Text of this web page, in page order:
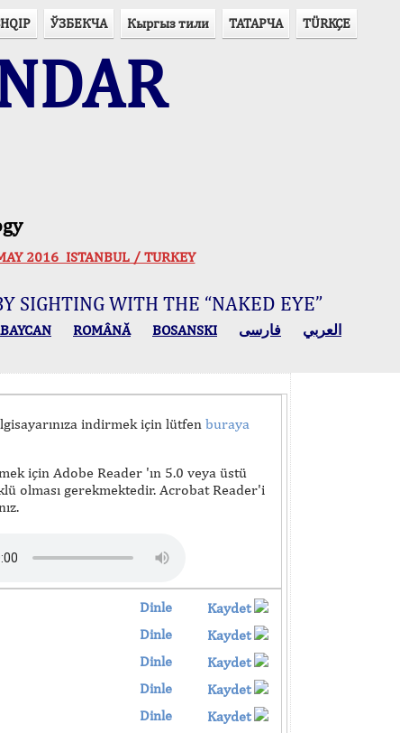
ЎЗБЕКЧА Кыргыз тили ТАТАРЧА TÜRKÇE
2016 ISTANBUL / TURKEY
SIGHTING WITH THE “NAKED EYE”
ROMÂNĂ BOSANSKI العربي فارسی
indirmek için lütfen buraya
için Adobe Reader 'ın 5.0 veya üstü
olması gerekmektedir. Acrobat Reader'i
Dinle
Kaydet
Dinle
Kaydet
Dinle
Kaydet
Dinle
Kaydet
Dinle
Kaydet